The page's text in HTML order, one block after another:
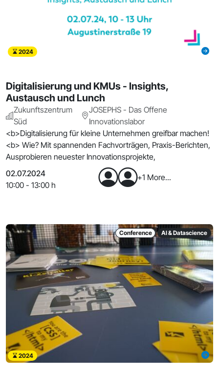
2024
Digitalisierung und KMUs - Insights,
Austausch und Lunch
Zukunftszentrum
Süd
JOSEPHS - Das Offene
Innovationslabor
<b>Digitalisierung für kleine Unternehmen greifbar machen!
<b> Wie? Mit spannenden Fachvorträgen, Praxis-Berichten,
Ausprobieren neuester Innovationsprojekte,
02.07.2024
10:00 - 13:00 h
+1 More...
Conference AI & Datascience
2024